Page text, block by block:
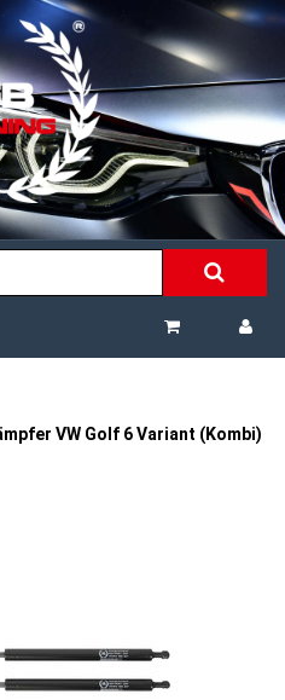
VW Golf 6 Variant (Kombi)